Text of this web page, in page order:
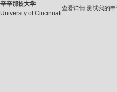
辛辛那提大学
University of Cincinnati
查看详情 测试我的